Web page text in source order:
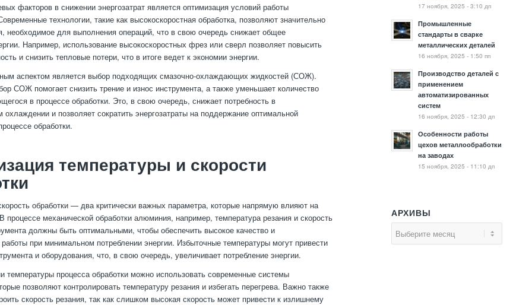
факторов в снижении энергозатрат является оптимизация условий работы
технологии, такие как высокоскоростная обработка, позволяют значительно
необходимое для выполнения операций, что в свою очередь снижает общее
Например, использование высокоскоростных фрез или сверл позволяет повысить
и снизить тепловые потери, что в итоге ведет к экономии энергии.
аспектом является выбор подходящих смазочно-охлаждающих жидкостей (СОЖ).
СОЖ помогает снизить трение и износ инструмента, а также уменьшает количество
в процессе обработки. Это, в свою очередь, снижает потребность в
охлаждении и позволяет сократить энергозатраты на поддержание оптимальной
обработки.
температуры и скорости
обработки — два критически важных параметра, которые напрямую влияют на
процессе механической обработки алюминия, например, температура резания и скорость
должны быть оптимальными, чтобы обеспечить высокое качество и
при минимальном потреблении энергии. Избыточные температуры могут привести
и оборудования, что, в свою очередь, увеличивает потребление энергии.
температуры процесса обработки можно использовать современные системы
позволяют контролировать температуру резания и избегать перегрева. Важно также
скорость резания, так как слишком высокая скорость может привести к излишнему
17 ноября, 2025 - 3:10 дп
Промышленные
стандарты в сварке
металлических деталей
16 ноября, 2025 - 1:50 пп
Производство деталей с
применением
автоматизированных
систем
16 ноября, 2025 - 12:30 дп
Особенности работы
цехов металлообработки
на заводах
15 ноября, 2025 - 11:10 дп
АРХИВЫ